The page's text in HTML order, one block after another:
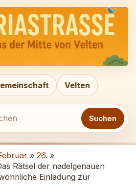
Velten
Suchen
26.
Rätsel der nadelgenauen
Einladung zur